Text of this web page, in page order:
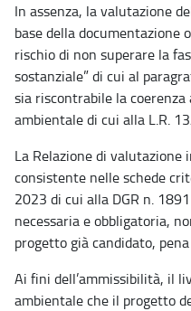
In assenza, la valutazione
base della
rischio di non superare la
sostanziale” di cui al
sia riscontrabile la
ambientale di cui alla L.R.
La Relazione di valutazione
consistente nelle schede
2023 di cui alla DGR n.
necessaria e obbligatoria,
progetto già candidato,
Ai fini dell’ammissibilità, il
ambientale che il progetto